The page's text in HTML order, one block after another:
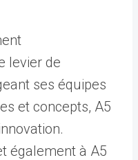
levier de
ses équipes
et concepts, A5
également à A5